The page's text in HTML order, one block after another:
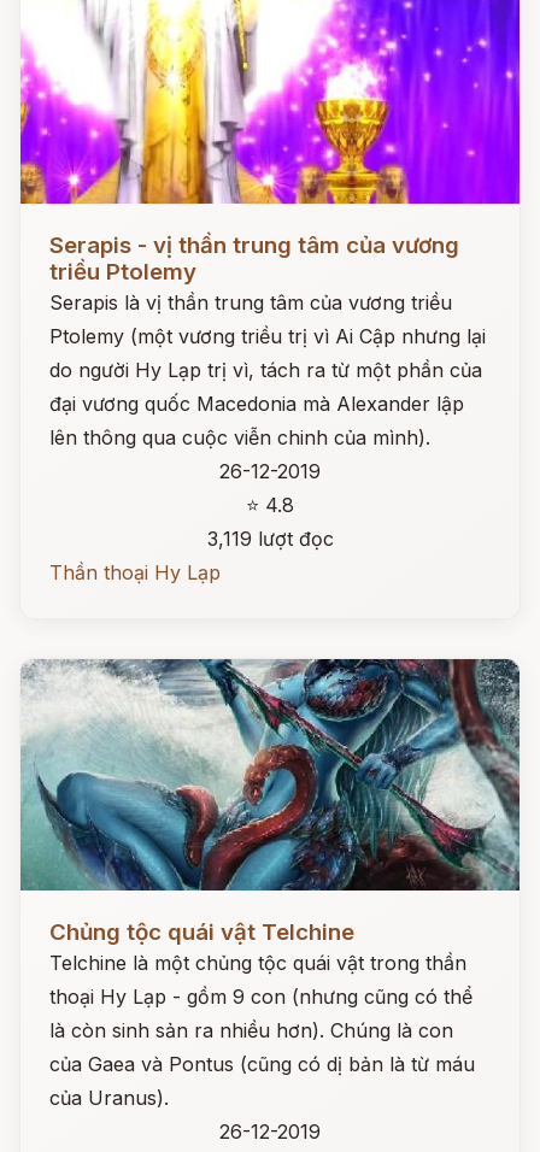
Serapis - vị thần trung tâm của vương
triều Ptolemy
Serapis là vị thần trung tâm của vương triều
Ptolemy (một vương triều trị vì Ai Cập nhưng lại
do người Hy Lạp trị vì, tách ra từ một phần của
đại vương quốc Macedonia mà Alexander lập
lên thông qua cuộc viễn chinh của mình).
26-12-2019
⭐ 4.8
3,119 lượt đọc
Thần thoại Hy Lạp
Chủng tộc quái vật Telchine
Telchine là một chủng tộc quái vật trong thần
thoại Hy Lạp - gồm 9 con (nhưng cũng có thể
là còn sinh sản ra nhiều hơn). Chúng là con
của Gaea và Pontus (cũng có dị bản là từ máu
của Uranus).
26-12-2019